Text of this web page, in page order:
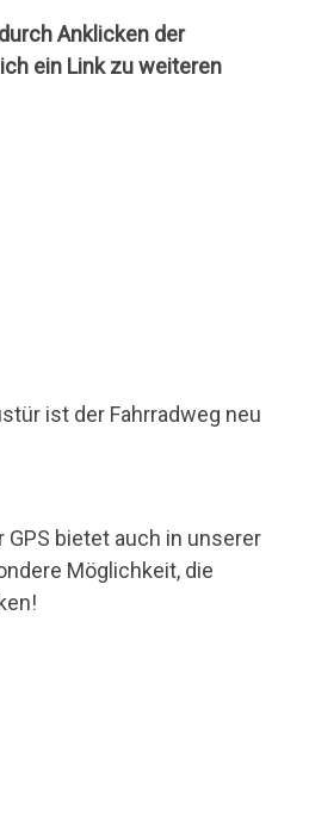
Anklicken der
ein Link zu weiteren
ist der Fahrradweg neu
GPS bietet auch in unserer
Möglichkeit, die